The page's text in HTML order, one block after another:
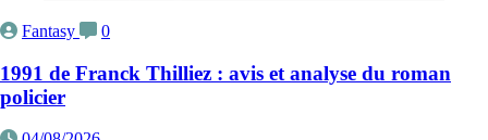
Fantasy 0
1991 de Franck Thilliez : avis et analyse du roman
policier